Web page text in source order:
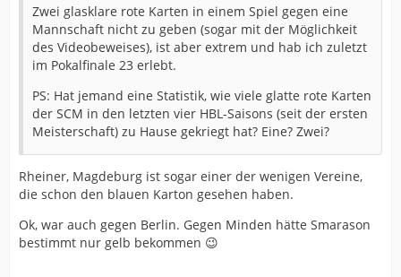
Zwei glasklare rote Karten in einem Spiel gegen eine
Mannschaft nicht zu geben (sogar mit der Möglichkeit
des Videobeweises), ist aber extrem und hab ich zuletzt
im Pokalfinale 23 erlebt.
PS: Hat jemand eine Statistik, wie viele glatte rote Karten
der SCM in den letzten vier HBL-Saisons (seit der ersten
Meisterschaft) zu Hause gekriegt hat? Eine? Zwei?
Rheiner, Magdeburg ist sogar einer der wenigen Vereine,
die schon den blauen Karton gesehen haben.
Ok, war auch gegen Berlin. Gegen Minden hätte Smarason
bestimmt nur gelb bekommen 😉